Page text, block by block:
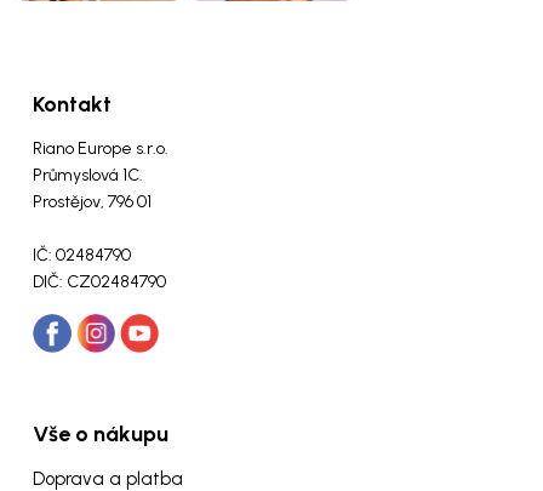
Kontakt
Riano Europe s.r.o.
Průmyslová 1C.
Prostějov, 796 01
IČ: 02484790
DIČ: CZ02484790
Vše o nákupu
Doprava a platba